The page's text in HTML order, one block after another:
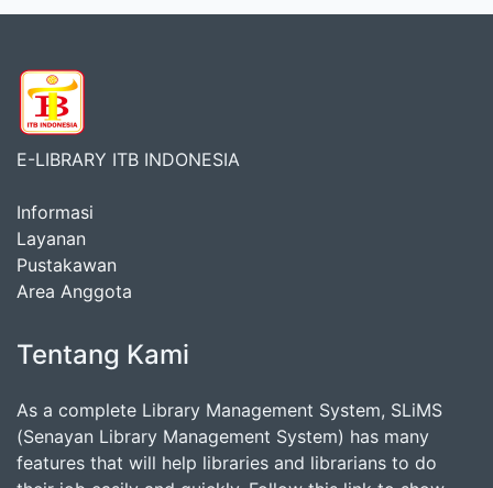
E-LIBRARY ITB INDONESIA
Informasi
Layanan
Pustakawan
Area Anggota
Tentang Kami
As a complete Library Management System, SLiMS
(Senayan Library Management System) has many
features that will help libraries and librarians to do